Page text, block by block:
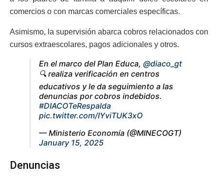
comercios o con marcas comerciales específicas.
Asimismo, la supervisión abarca cobros relacionados con
cursos extraescolares, pagos adicionales y otros.
En el marco del Plan Educa, @diaco_gt
🔍 realiza verificación en centros
educativos y le da seguimiento a las
denuncias por cobros indebidos.
#DIACOTeRespalda
pic.twitter.com/IYviTUK3xO
— Ministerio Economía (@MINECOGT)
January 15, 2025
Denuncias